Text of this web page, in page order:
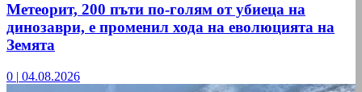
Метеорит, 200 пъти по-голям от убиеца на
динозаври, е променил хода на еволюцията на
Земята
0 | 04.08.2026